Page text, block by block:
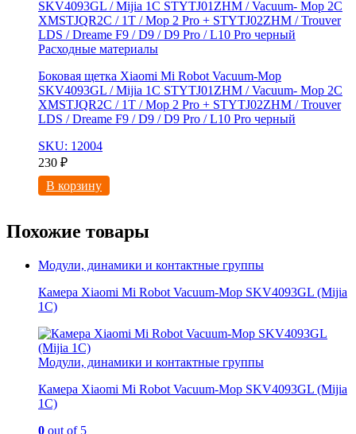
Расходные материалы
Боковая щетка Xiaomi Mi Robot Vacuum-Mop
SKV4093GL / Mijia 1C STYTJ01ZHM / Vacuum- Mop 2C
XMSTJQR2C / 1T / Mop 2 Pro + STYTJ02ZHM / Trouver
LDS / Dreame F9 / D9 / D9 Pro / L10 Pro черный
SKU: 12004
230 ₽
В корзину
Похожие товары
Модули, динамики и контактные группы
Камера Xiaomi Mi Robot Vacuum-Mop SKV4093GL (Mijia
1C)
Модули, динамики и контактные группы
Камера Xiaomi Mi Robot Vacuum-Mop SKV4093GL (Mijia
1C)
0 out of 5